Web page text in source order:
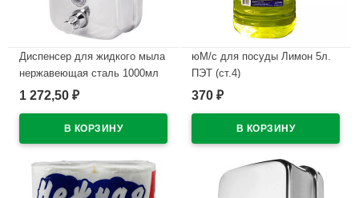
Диспенсер для жидкого мыла
нержавеющая сталь 1000мл
В наличии
1 272,50 ₽
юМ/с для посуды Лимон 5л.
ПЭТ (ст.4)
В наличии
370 ₽